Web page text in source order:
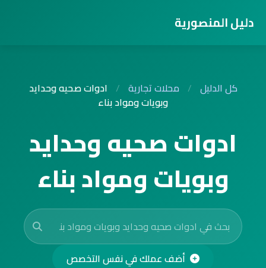
دليل المنصورية
كل الدليل / محلات تجارية / ادوات صحيه وحدايد
وبويات ومواد بناء
ادوات صحيه وحدايد
وبويات ومواد بناء
أضف عملك في نفس التخصص